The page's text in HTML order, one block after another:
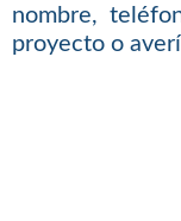
nombre,
proyecto o